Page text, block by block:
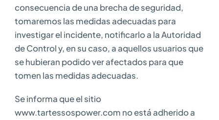
consecuencia de una brecha de seguridad,
tomaremos las medidas adecuadas para
investigar el incidente, notificarlo a la Autoridad
de Control y, en su caso, a aquellos usuarios que
se hubieran podido ver afectados para que
tomen las medidas adecuadas.
Se informa que el sitio
www.tartessospower.com no está adherido a